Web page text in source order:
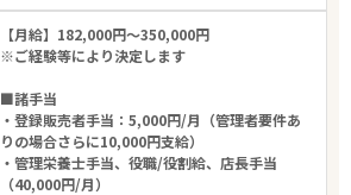
【月給】182,000円～350,000円
※ご経験等により決定します
■諸手当
・登録販売者手当：5,000円/月（管理者要件あ
りの場合さらに10,000円支給）
・管理栄養士手当、役職/役割給、店長手当
（40,000円/月）